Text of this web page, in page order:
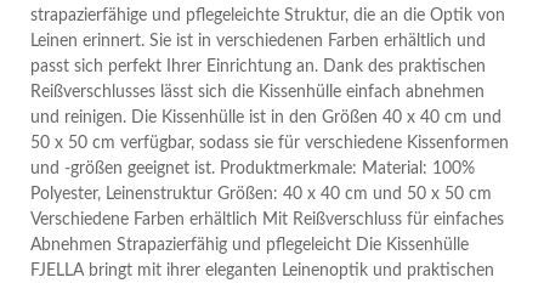
strapazierfähige und pflegeleichte Struktur, die an die Optik von
Leinen erinnert. Sie ist in verschiedenen Farben erhältlich und
passt sich perfekt Ihrer Einrichtung an. Dank des praktischen
Reißverschlusses lässt sich die Kissenhülle einfach abnehmen
und reinigen. Die Kissenhülle ist in den Größen 40 x 40 cm und
50 x 50 cm verfügbar, sodass sie für verschiedene Kissenformen
und -größen geeignet ist. Produktmerkmale: Material: 100%
Polyester, Leinenstruktur Größen: 40 x 40 cm und 50 x 50 cm
Verschiedene Farben erhältlich Mit Reißverschluss für einfaches
Abnehmen Strapazierfähig und pflegeleicht Die Kissenhülle
FJELLA bringt mit ihrer eleganten Leinenoptik und praktischen